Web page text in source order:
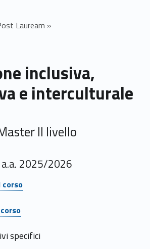
Lauream »
inclusiva,
e interculturale
II livello
a.a. 2025/2026
corso
specifici